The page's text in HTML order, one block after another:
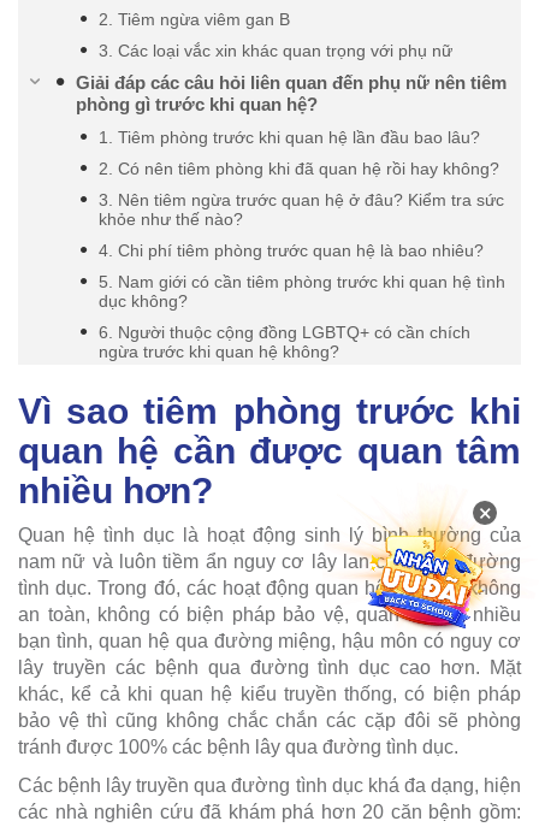
2. Tiêm ngừa viêm gan B
3. Các loại vắc xin khác quan trọng với phụ nữ
Giải đáp các câu hỏi liên quan đến phụ nữ nên tiêm
phòng gì trước khi quan hệ?
1. Tiêm phòng trước khi quan hệ lần đầu bao lâu?
2. Có nên tiêm phòng khi đã quan hệ rồi hay không?
3. Nên tiêm ngừa trước quan hệ ở đâu? Kiểm tra sức
khỏe như thế nào?
4. Chi phí tiêm phòng trước quan hệ là bao nhiêu?
5. Nam giới có cần tiêm phòng trước khi quan hệ tình
dục không?
6. Người thuộc cộng đồng LGBTQ+ có cần chích
ngừa trước khi quan hệ không?
Vì sao tiêm phòng trước khi
quan hệ cần được quan tâm
nhiều hơn?
Quan hệ tình dục là hoạt động sinh lý bình thường của
nam nữ và luôn tiềm ẩn nguy cơ lây lan các bệnh đường
tình dục. Trong đó, các hoạt động quan hệ tình dục không
an toàn, không có biện pháp bảo vệ, quan hệ với nhiều
bạn tình, quan hệ qua đường miệng, hậu môn có nguy cơ
lây truyền các bệnh qua đường tình dục cao hơn. Mặt
khác, kể cả khi quan hệ kiểu truyền thống, có biện pháp
bảo vệ thì cũng không chắc chắn các cặp đôi sẽ phòng
tránh được 100% các bệnh lây qua đường tình dục.
Các bệnh lây truyền qua đường tình dục khá đa dạng, hiện
các nhà nghiên cứu đã khám phá hơn 20 căn bệnh gồm:
×